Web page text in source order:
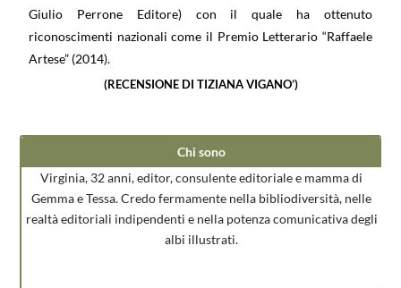
Giulio Perrone Editore) con il quale ha ottenuto
riconoscimenti nazionali come il Premio Letterario “Raffaele
Artese” (2014).
(RECENSIONE DI TIZIANA VIGANO’)
Chi sono
Virginia, 32 anni, editor, consulente editoriale e mamma di
Gemma e Tessa. Credo fermamente nella bibliodiversità, nelle
realtà editoriali indipendenti e nella potenza comunicativa degli
albi illustrati.